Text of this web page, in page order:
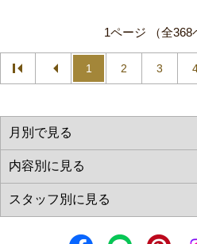
1ページ （全368
1 2 3